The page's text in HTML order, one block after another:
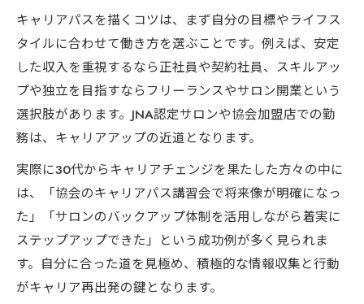
キャリアパスを描くコツは、まず自分の目標やライフス
タイルに合わせて働き方を選ぶことです。例えば、安定
した収入を重視するなら正社員や契約社員、スキルアッ
プや独立を目指すならフリーランスやサロン開業という
選択肢があります。JNA認定サロンや協会加盟店での勤
務は、キャリアアップの近道となります。
実際に30代からキャリアチェンジを果たした方々の中に
は、「協会のキャリアパス講習会で将来像が明確になっ
た」「サロンのバックアップ体制を活用しながら着実に
ステップアップできた」という成功例が多く見られま
す。自分に合った道を見極め、積極的な情報収集と行動
がキャリア再出発の鍵となります。